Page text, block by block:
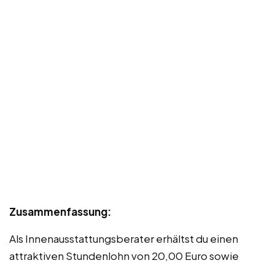
Zusammenfassung:
Als Innenausstattungsberater erhältst du einen
attraktiven Stundenlohn von 20,00 Euro sowie